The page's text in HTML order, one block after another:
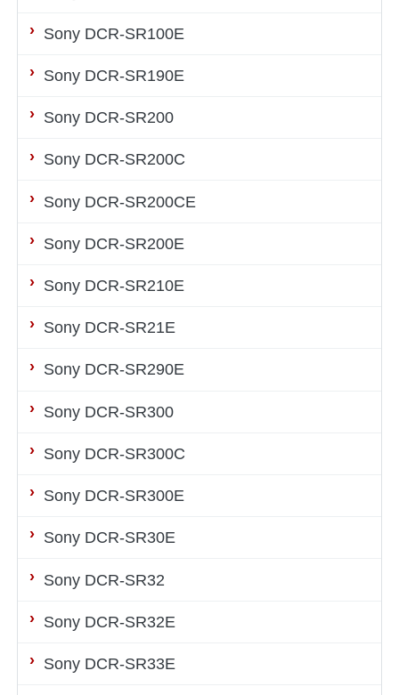
Sony DCR-SR100E
Sony DCR-SR190E
Sony DCR-SR200
Sony DCR-SR200C
Sony DCR-SR200CE
Sony DCR-SR200E
Sony DCR-SR210E
Sony DCR-SR21E
Sony DCR-SR290E
Sony DCR-SR300
Sony DCR-SR300C
Sony DCR-SR300E
Sony DCR-SR30E
Sony DCR-SR32
Sony DCR-SR32E
Sony DCR-SR33E